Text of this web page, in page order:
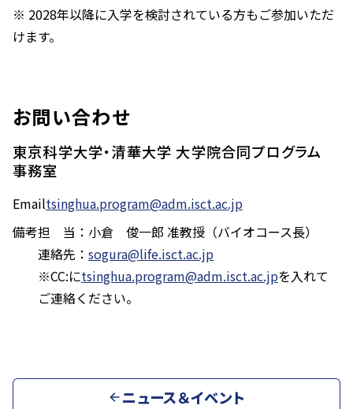
※ 2028年以降に入学を検討されている方もご参加いただ
けます。
お問い合わせ
東京科学大学・清華大学 大学院合同プログラム
事務室
Emailtsinghua.program@adm.isct.ac.jp
備考担 当：小倉 俊一郎 准教授（バイオコース長）
連絡先： sogura@life.isct.ac.jp
※CC:にtsinghua.program@adm.isct.ac.jpを入れて
ご連絡ください。
ニュース＆イベント